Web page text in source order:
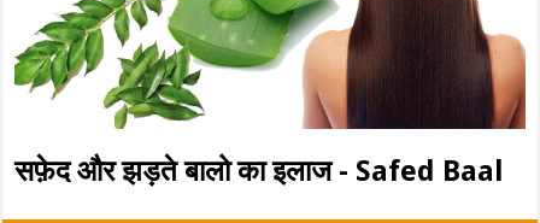
सफ़ेद और झड़ते बालो का इलाज - Safed Baal